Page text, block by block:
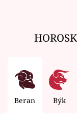
Beran Býk